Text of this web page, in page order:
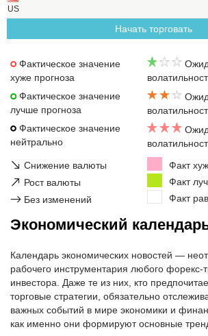
US
Начать торговать
Фактическое значение
хуже прогноза
Фактическое значение
лучше прогноза
Фактическое значение
нейтрально
↘ Снижение валюты
↗ Рост валюты
→ Без изменений
Факт
Факт
Факт
Экономический
Календарь экономических новостей —
рабочего инструментария любого форекс-
инвестора. Даже те из них, кто
торговые стратегии, обязательно
важных событий в мире экономики и
как именно они формируют основные